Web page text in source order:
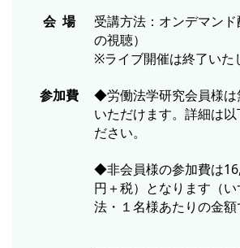
会 場
受講方法：オンデマン
の視聴）
※ライブ開催は終了いた
参加費
◆労働法学研究会員様は
いただけます。詳細は
ださい。
◆非会員様の参加費は
円＋税）となります（
法・１名様あたりの金